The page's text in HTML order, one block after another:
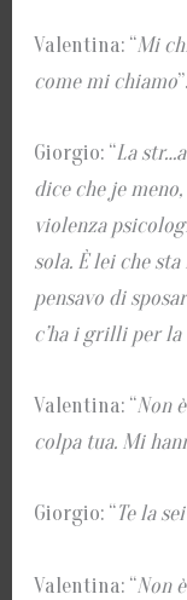
Valentina: “Mi
come mi chiamo”.
Giorgio: “La
dice che je
violenza
sola. È lei che
pensavo di
c’ha i grilli per la
Valentina: “Non
colpa tua. Mi
Giorgio: “Te la
Valentina: “Non